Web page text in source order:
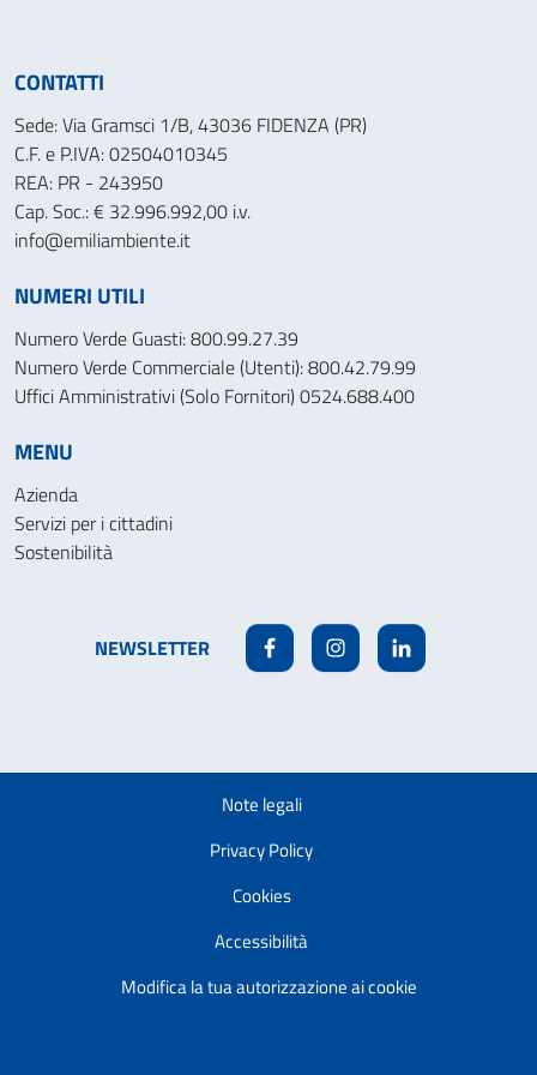
CONTATTI
Sede: Via Gramsci 1/B, 43036 FIDENZA (PR)
C.F. e P.IVA: 02504010345
REA: PR - 243950
Cap. Soc.: € 32.996.992,00 i.v.
info@emiliambiente.it
NUMERI UTILI
Numero Verde Guasti: 800.99.27.39
Numero Verde Commerciale (Utenti): 800.42.79.99
Uffici Amministrativi (Solo Fornitori) 0524.688.400
MENU
Azienda
Servizi per i cittadini
Sostenibilità
NEWSLETTER FacebookInstagramLinkedin
Note legali
Privacy Policy
Cookies
Accessibilità
Modifica la tua autorizzazione ai cookie